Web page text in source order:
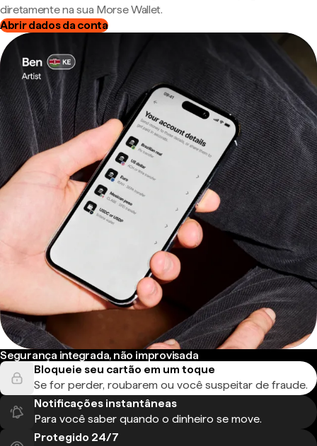
diretamente na sua Morse Wallet.
Abrir dados da conta
Segurança integrada, não improvisada
Bloqueie seu cartão em um toque
Se for perder, roubarem ou você suspeitar de fraude.
Notificações instantâneas
Para você saber quando o dinheiro se move.
Protegido 24/7